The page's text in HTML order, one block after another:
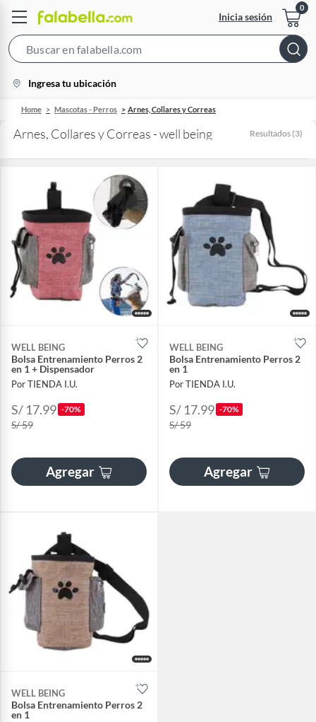
Inicia sesión
Bar
location-
icon
Ingresa tu ubicación
Home Mascotas - Perros Arnes, Collares y Correas
Arnes, Collares y Correas - well being Resultados (3)
WELL BEING
Bolsa Entrenamiento Perros 2
en 1 + Dispensador
Por TIENDA I.U.
S/ 17.99 -70%
S/ 59
Agregar
WELL BEING
Bolsa Entrenamiento Perros 2
en 1
Por TIENDA I.U.
S/ 17.99 -70%
S/ 59
Agregar
WELL BEING
Bolsa Entrenamiento Perros 2
en 1